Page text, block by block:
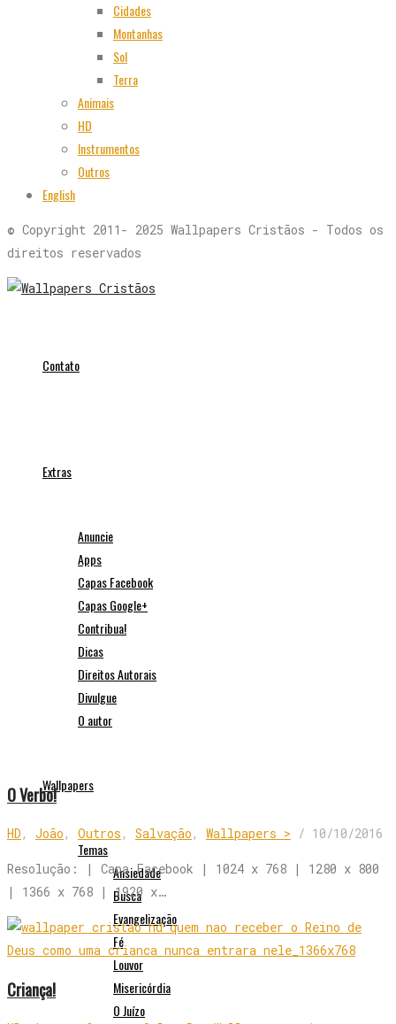
Cidades
Montanhas
Sol
Terra
Animais
HD
Instrumentos
Outros
English
© Copyright 2011- 2025 Wallpapers Cristãos - Todos os
direitos reservados
Contato
Extras
Anuncie
Apps
Capas Facebook
Capas Google+
Contribua!
Dicas
Direitos Autorais
Divulgue
O autor
Wallpapers
Temas
Ansiedade
Busca
Evangelização
Fé
Louvor
Misericórdia
O Juízo
O Verbo!
HD , João , Outros , Salvação , Wallpapers > / 10/10/2016
Resolução: | Capa Facebook | 1024 x 768 | 1280 x 800
| 1366 x 768 | 1920 x…
Criança!